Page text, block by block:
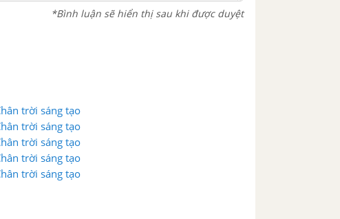
*Bình luận sẽ hiển thị sau khi được duyệt
trời sáng tạo
trời sáng tạo
trời sáng tạo
trời sáng tạo
trời sáng tạo